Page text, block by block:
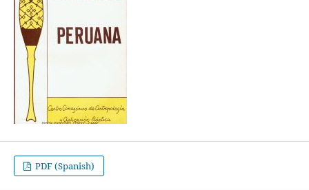
PDF (Spanish)